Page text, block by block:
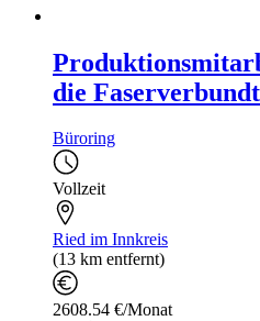
die
Büroring
Vollzeit
Ried im Innkreis
(13 km entfernt)
2608.54 €/Monat